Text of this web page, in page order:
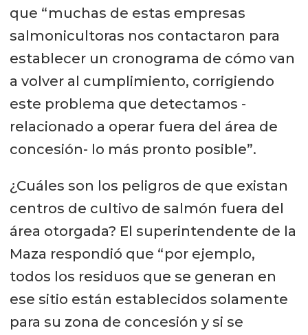
parte del proceso representando
además a organizaciones locales.
Por su parte, la empresa informó
que con el apoyo de 477 pescadores
artesanales enrolados, a los cuales
está pagando $10.000 por cada
ejemplar capturado, ha
escapados.
que “muchas de estas empresas
salmonicultoras nos contactaron para
establecer un cronograma de cómo van
a volver al cumplimiento, corrigiendo
este problema que detectamos -
relacionado a operar fuera del área de
concesión- lo más pronto posible”.
¿Cuáles son los peligros de que existan
centros de cultivo de salmón fuera del
área otorgada? El superintendente de la
Maza respondió que “por ejemplo,
todos los residuos que se generan en
ese sitio están establecidos solamente
para su zona de concesión y si se